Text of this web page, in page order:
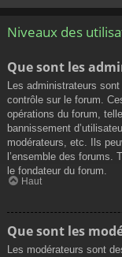
Niveaux des
Que sont les
Les administrateurs
contrôle sur le forum.
opérations du forum,
bannissement
modérateurs, etc. Ils
l’ensemble des forums.
le fondateur du forum.
Haut
Que sont les
Les modérateurs sont